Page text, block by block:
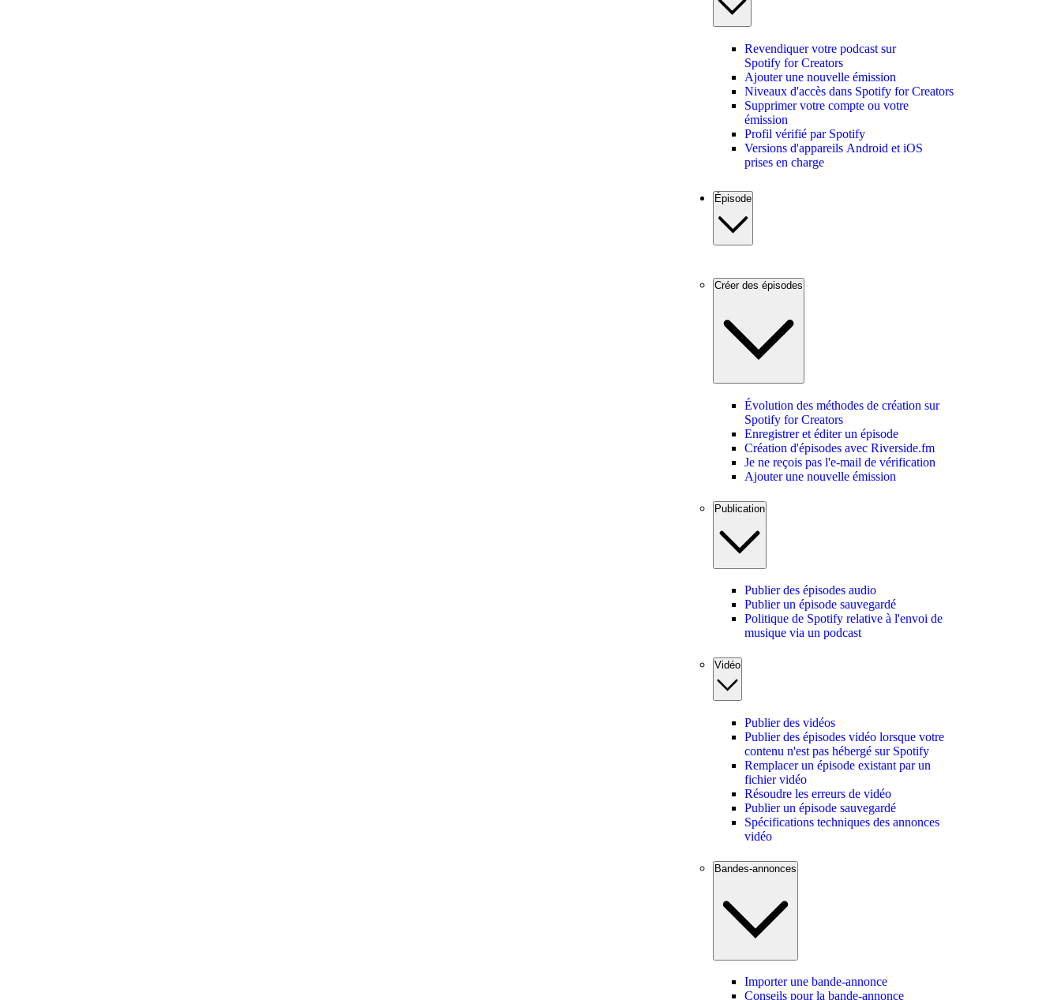
Revendiquer votre podcast sur
Spotify for Creators
Ajouter une nouvelle émission
Niveaux d'accès dans Spotify for Creators
Supprimer votre compte ou votre
émission
Profil vérifié par Spotify
Versions d'appareils Android et iOS
prises en charge
Épisode
Créer des épisodes
Évolution des méthodes de création sur
Spotify for Creators
Enregistrer et éditer un épisode
Création d'épisodes avec Riverside.fm
Je ne reçois pas l'e-mail de vérification
Ajouter une nouvelle émission
Publication
Publier des épisodes audio
Publier un épisode sauvegardé
Politique de Spotify relative à l'envoi de
musique via un podcast
Vidéo
Publier des vidéos
Publier des épisodes vidéo lorsque votre
contenu n'est pas hébergé sur Spotify
Remplacer un épisode existant par un
fichier vidéo
Résoudre les erreurs de vidéo
Publier un épisode sauvegardé
Spécifications techniques des annonces
vidéo
Bandes-annonces
Importer une bande-annonce
Conseils pour la bande-annonce